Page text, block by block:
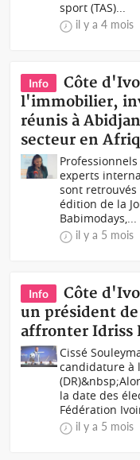
sport (TAS)...
il y a 4 mois
Info
Côte
l'immobilier,
réunis à
secteur en
experts
sont retrouvés
édition de la
Babimodays,...
il y a 5 mois
Info
Côte
un président
affronter Idriss
Cissé
candidature à
la date des
Fédération
il y a 5 mois